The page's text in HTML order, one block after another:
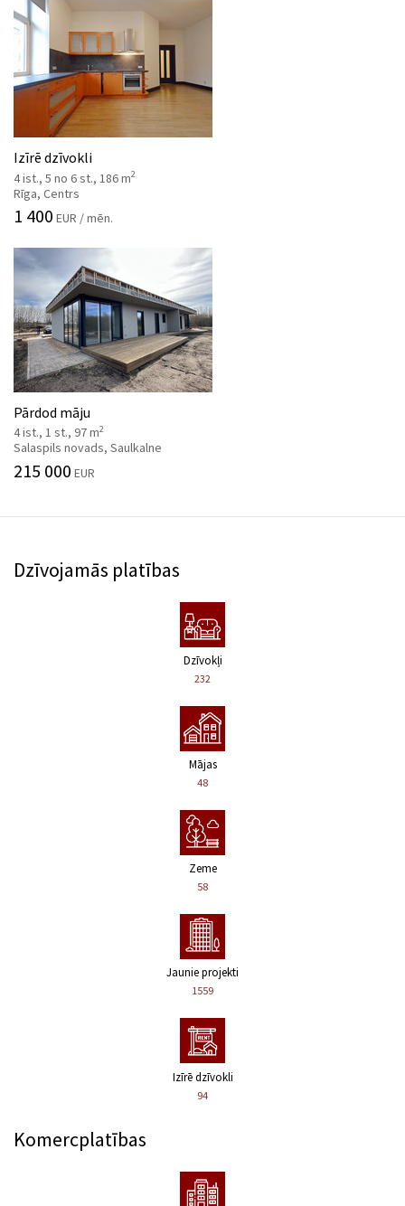
Izīrē dzīvokli
4 ist., 5 no 6 st., 186 m2
Rīga, Centrs
1 400 EUR / mēn.
Pārdod māju
4 ist., 1 st., 97 m2
Salaspils novads, Saulkalne
215 000 EUR
Dzīvojamās platības
Dzīvokļi
232
Mājas
48
Zeme
58
Jaunie projekti
1559
Izīrē dzīvokli
94
Komercplatības